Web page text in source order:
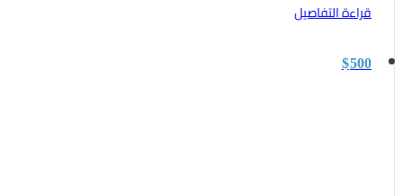
قراءة التفاصيل
$500